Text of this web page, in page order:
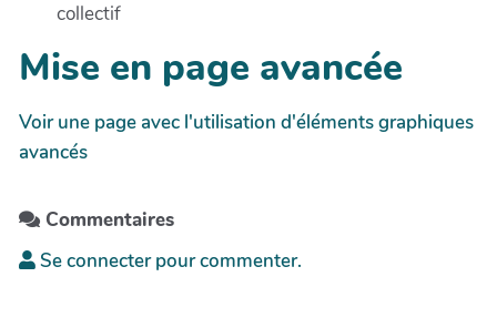
collectif
Mise en page avancée
Voir une page avec l'utilisation d'éléments graphiques
avancés
Commentaires
Se connecter pour commenter.